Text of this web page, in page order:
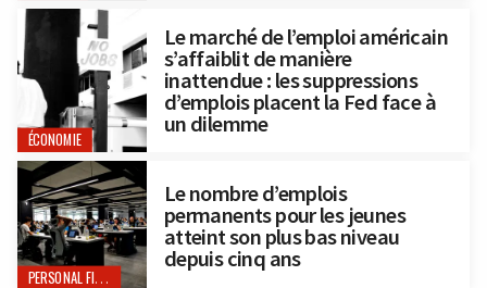
ÉCONOMIE
Le marché de l’emploi américain
s’affaiblit de manière
inattendue : les suppressions
d’emplois placent la Fed face à
un dilemme
PERSONAL FINANCE
Le nombre d’emplois
permanents pour les jeunes
atteint son plus bas niveau
depuis cinq ans